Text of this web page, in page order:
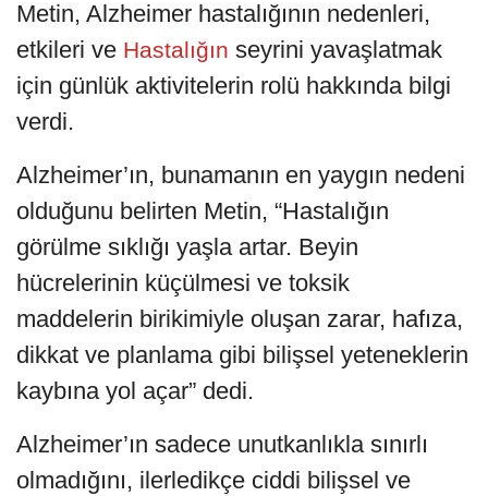
Metin, Alzheimer hastalığının nedenleri,
etkileri ve Hastalığın seyrini yavaşlatmak
için günlük aktivitelerin rolü hakkında bilgi
verdi.
Alzheimer’ın, bunamanın en yaygın nedeni
olduğunu belirten Metin, “Hastalığın
görülme sıklığı yaşla artar. Beyin
hücrelerinin küçülmesi ve toksik
maddelerin birikimiyle oluşan zarar, hafıza,
dikkat ve planlama gibi bilişsel yeteneklerin
kaybına yol açar” dedi.
Alzheimer’ın sadece unutkanlıkla sınırlı
olmadığını, ilerledikçe ciddi bilişsel ve